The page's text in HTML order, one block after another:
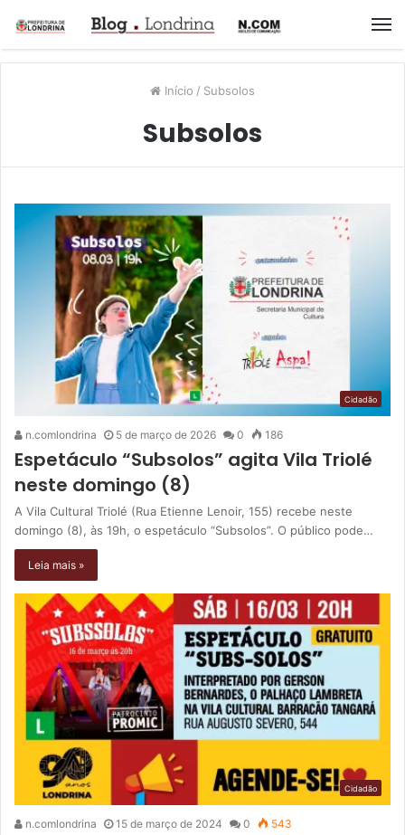
Início / Subsolos
Subsolos
Cidadão
n.comlondrina 5 de março de 2026 0 186
Espetáculo “Subsolos” agita Vila Triolé
neste domingo (8)
A Vila Cultural Triolé (Rua Etienne Lenoir, 155) recebe neste
domingo (8), às 19h, o espetáculo “Subsolos”. O público pode…
Leia mais »
Cidadão
n.comlondrina 15 de março de 2024 0 543